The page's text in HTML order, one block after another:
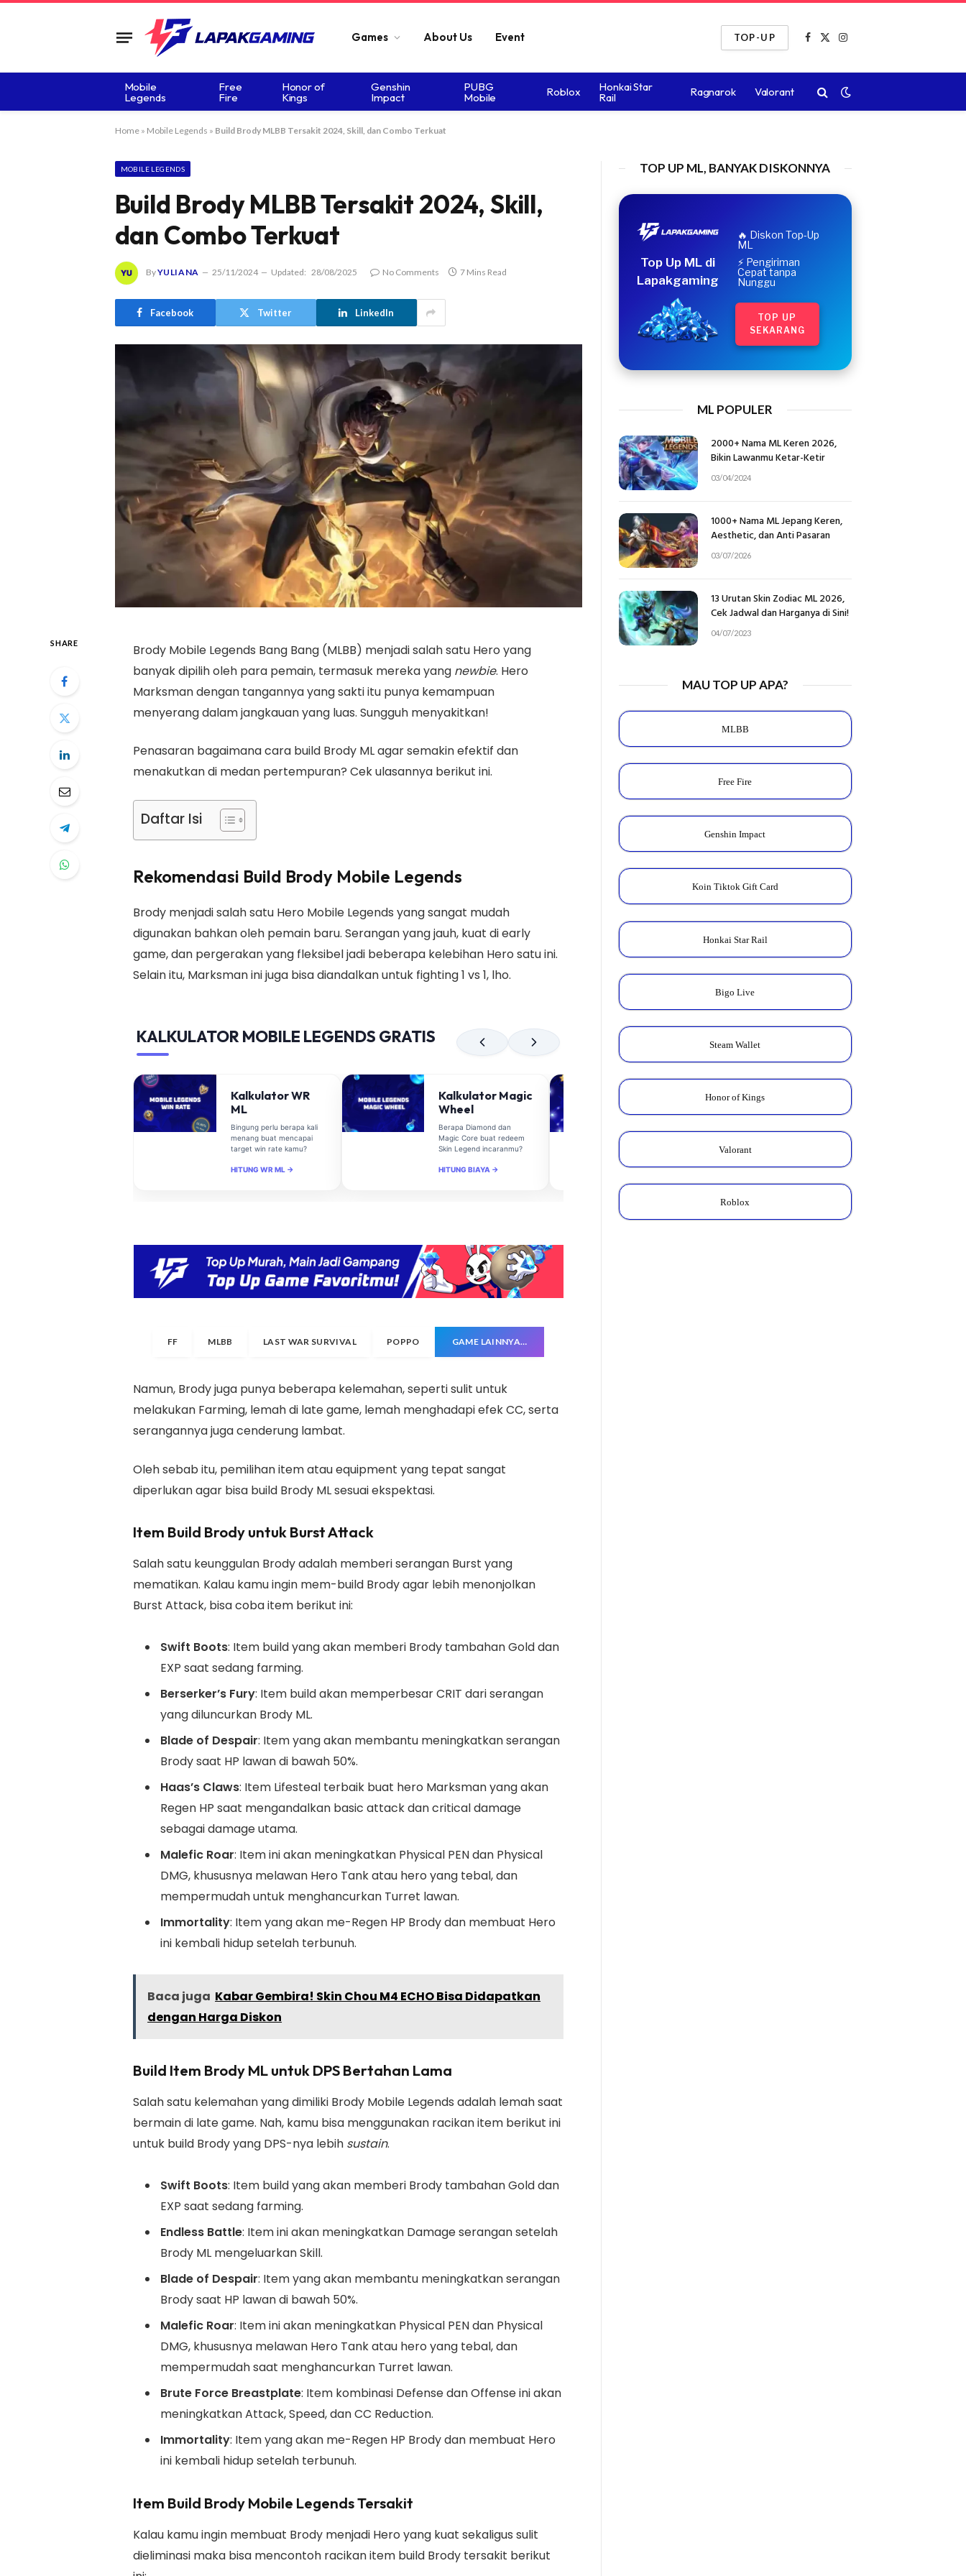
Games About Us Event TOP-UP
Facebook
X
Instagram
Mobile
Legends
Free
Fire
Honor of
Kings
Genshin
Impact
PUBG
Mobile Roblox Honkai Star
Rail Ragnarok Valorant
Home» Mobile Legends » Build Brody MLBB Tersakit 2024, Skill, dan Combo Terkuat
MOBILE LEGENDS
Build Brody MLBB Tersakit 2024, Skill,
dan Combo Terkuat
ByYULIANA 25/11/2024 Updated: 28/08/2025 No Comments 7 Mins Read
Facebook Twitter LinkedIn
SHARE
Brody Mobile Legends Bang Bang (MLBB) menjadi salah satu Hero yang
banyak dipilih oleh para pemain, termasuk mereka yang newbie. Hero
Marksman dengan tangannya yang sakti itu punya kemampuan
menyerang dalam jangkauan yang luas. Sungguh menyakitkan!
Penasaran bagaimana cara build Brody ML agar semakin efektif dan
menakutkan di medan pertempuran? Cek ulasannya berikut ini.
Daftar Isi
Rekomendasi Build Brody Mobile Legends
Brody menjadi salah satu Hero Mobile Legends yang sangat mudah
digunakan bahkan oleh pemain baru. Serangan yang jauh, kuat di early
game, dan pergerakan yang fleksibel jadi beberapa kelebihan Hero satu ini.
Selain itu, Marksman ini juga bisa diandalkan untuk fighting 1 vs 1, lho.
KALKULATOR MOBILE LEGENDS GRATIS
Kalkulator WR
ML
Bingung perlu berapa kali
menang buat mencapai
target win rate kamu?
HITUNG WR ML →
Kalkulator Magic
Wheel
Berapa Diamond dan
Magic Core buat redeem
Skin Legend incaranmu?
HITUNG BIAYA →
Kalkulator Skin
koleksi Skin Zodiac favorit.
HITUNG HARGA →
FF MLBB LAST WAR SURVIVAL POPPO GAME LAINNYA…
Namun, Brody juga punya beberapa kelemahan, seperti sulit untuk
melakukan Farming, lemah di late game, lemah menghadapi efek CC, serta
serangannya juga cenderung lambat.
Oleh sebab itu, pemilihan item atau equipment yang tepat sangat
diperlukan agar bisa build Brody ML sesuai ekspektasi.
Item Build Brody untuk Burst Attack
Salah satu keunggulan Brody adalah memberi serangan Burst yang
mematikan. Kalau kamu ingin mem-build Brody agar lebih menonjolkan
Burst Attack, bisa coba item berikut ini:
Swift Boots: Item build yang akan memberi Brody tambahan Gold dan
EXP saat sedang farming.
Berserker’s Fury: Item build akan memperbesar CRIT dari serangan
yang diluncurkan Brody ML.
Blade of Despair: Item yang akan membantu meningkatkan serangan
Brody saat HP lawan di bawah 50%.
Haas’s Claws: Item Lifesteal terbaik buat hero Marksman yang akan
Regen HP saat mengandalkan basic attack dan critical damage
sebagai damage utama.
Malefic Roar: Item ini akan meningkatkan Physical PEN dan Physical
DMG, khususnya melawan Hero Tank atau hero yang tebal, dan
mempermudah untuk menghancurkan Turret lawan.
Immortality: Item yang akan me-Regen HP Brody dan membuat Hero
ini kembali hidup setelah terbunuh.
Baca juga Kabar Gembira! Skin Chou M4 ECHO Bisa Didapatkan
dengan Harga Diskon
Build Item Brody ML untuk DPS Bertahan Lama
Salah satu kelemahan yang dimiliki Brody Mobile Legends adalah lemah saat
bermain di late game. Nah, kamu bisa menggunakan racikan item berikut ini
untuk build Brody yang DPS-nya lebih sustain.
Swift Boots: Item build yang akan memberi Brody tambahan Gold dan
EXP saat sedang farming.
Endless Battle: Item ini akan meningkatkan Damage serangan setelah
Brody ML mengeluarkan Skill.
Blade of Despair: Item yang akan membantu meningkatkan serangan
Brody saat HP lawan di bawah 50%.
Malefic Roar: Item ini akan meningkatkan Physical PEN dan Physical
DMG, khususnya melawan Hero Tank atau hero yang tebal, dan
mempermudah saat menghancurkan Turret lawan.
Brute Force Breastplate: Item kombinasi Defense dan Offense ini akan
meningkatkan Attack, Speed, dan CC Reduction.
Immortality: Item yang akan me-Regen HP Brody dan membuat Hero
ini kembali hidup setelah terbunuh.
Item Build Brody Mobile Legends Tersakit
Kalau kamu ingin membuat Brody menjadi Hero yang kuat sekaligus sulit
dieliminasi maka bisa mencontoh racikan item build Brody tersakit berikut
TOP UP ML, BANYAK DISKONNYA
Top Up ML di
Lapakgaming
🔥 Diskon Top-Up
ML
⚡ Pengiriman
Cepat tanpa
Nunggu
TOP UP
SEKARANG
ML POPULER
2000+ Nama ML Keren 2026,
Bikin Lawanmu Ketar-Ketir
03/04/2024
1000+ Nama ML Jepang Keren,
Aesthetic, dan Anti Pasaran
03/07/2026
13 Urutan Skin Zodiac ML 2026,
Cek Jadwal dan Harganya di Sini!
04/07/2023
MAU TOP UP APA?
MLBB
Free Fire
Genshin Impact
Koin Tiktok Gift Card
Honkai Star Rail
Bigo Live
Steam Wallet
Honor of Kings
Valorant
Roblox